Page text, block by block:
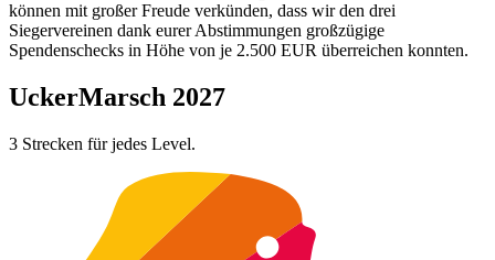
können mit großer Freude verkünden, dass wir den drei
Siegervereinen dank eurer Abstimmungen großzügige
Spendenschecks in Höhe von je 2.500 EUR überreichen konnten.
UckerMarsch 2027
3 Strecken für jedes Level.